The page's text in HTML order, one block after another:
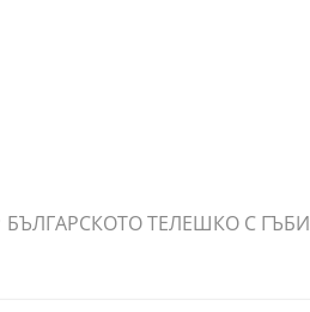
БЪЛГАРСКОТО ТЕЛЕШКО С ГЪБИ